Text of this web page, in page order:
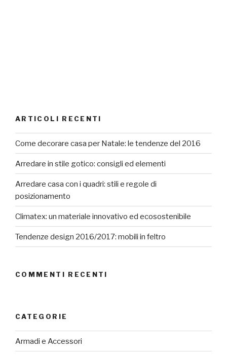
ARTICOLI RECENTI
Come decorare casa per Natale: le tendenze del 2016
Arredare in stile gotico: consigli ed elementi
Arredare casa con i quadri: stili e regole di
posizionamento
Climatex: un materiale innovativo ed ecosostenibile
Tendenze design 2016/2017: mobili in feltro
COMMENTI RECENTI
CATEGORIE
Armadi e Accessori